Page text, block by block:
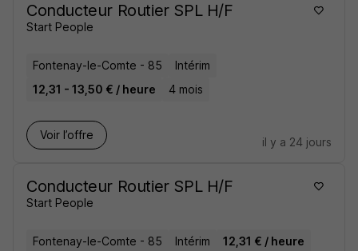
Conducteur Routier SPL H/F
Start People
Fontenay-le-Comte - 85
Intérim
12,31 - 13,50 € / heure
4 mois
Voir l’offre
il y a 24 jours
Conducteur Routier SPL H/F
Start People
Fontenay-le-Comte - 85 Intérim
12,31 € / heure